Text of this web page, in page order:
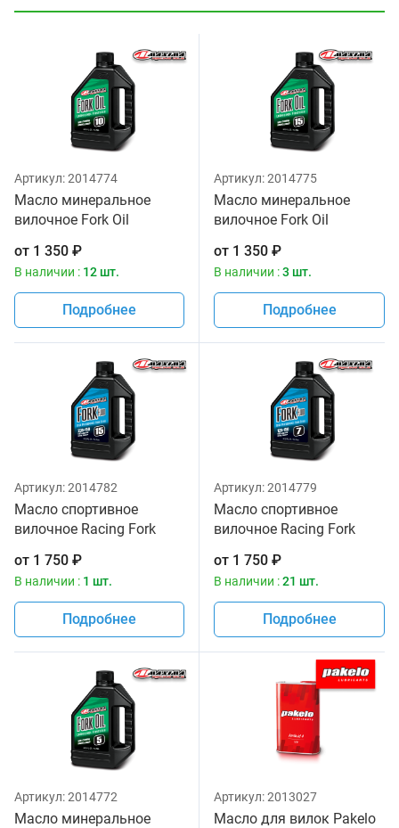
Артикул:2014774
Масло минеральное
вилочное Fork Oil
Maxima 1 литр
от 1 350 ₽
В наличии : 12 шт.
Подробнее
Артикул:2014775
Масло минеральное
вилочное Fork Oil
Maxima 1 литр
от 1 350 ₽
В наличии :3 шт.
Подробнее
Артикул:2014782
Масло спортивное
вилочное Racing Fork
Maxima 1 литр
от 1 750 ₽
В наличии : 1 шт.
Подробнее
Артикул:2014779
Масло спортивное
вилочное Racing Fork
1 литр
от 1 750 ₽
В наличии :21 шт.
Подробнее
Артикул:2014772
Масло минеральное
Артикул:2013027
Масло для вилок Pakelo